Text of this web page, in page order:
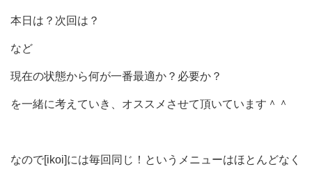
本日は？次回は？
など
現在の状態から何が一番最適か？必要か？
を一緒に考えていき、オススメさせて頂いています＾＾
なので[ikoi]には毎回同じ！というメニューはほとんどなく